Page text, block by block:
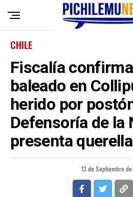
CHILE
Fiscalía
baleado en
herido por
Defensoría de la
presenta querella
13 de Septiembre